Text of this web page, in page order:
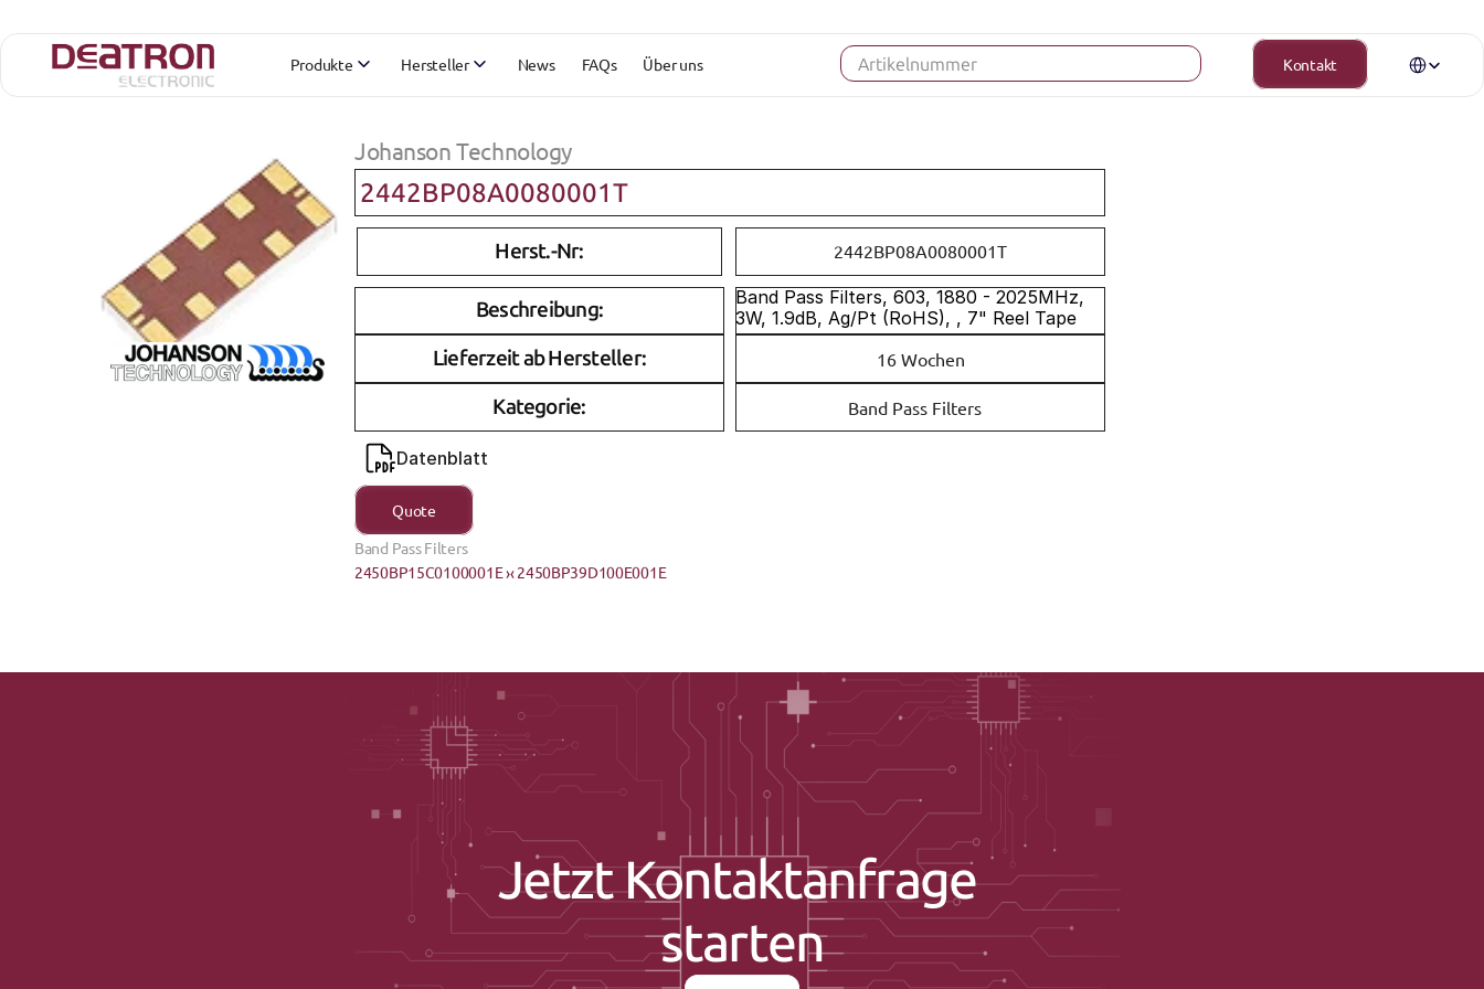
Johanson Technology
2442BP08A0080001T
Herst.-Nr: 2442BP08A0080001T
Beschreibung:
Band Pass Filters, 603, 1880 - 2025MHz,
3W, 1.9dB, Ag/Pt (RoHS), , 7" Reel Tape
Lieferzeit ab Hersteller: 16 Wochen
Kategorie: Band Pass Filters
Datenblatt
Quote
Band Pass Filters
2450BP15C0100001E ›‹ 2450BP39D100E001E
Kontakt
Produkte Hersteller News FAQs Über uns Artikelnummer
Jetzt Kontaktanfrage
starten